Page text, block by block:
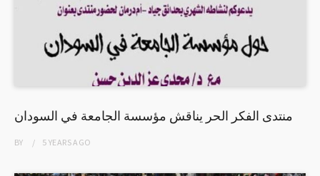
منتدى الفكر الحر يناقش مؤسسة الجامعة في السودان
BY 5 YEARSAGO